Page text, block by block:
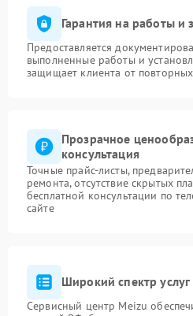
Гарантия на работы и
Предоставляется
выполненные работы и
защищает клиента от
Прозрачное
консультация
Точные прайс-листы,
ремонта, отсутствие скрытых
бесплатной консультации по
сайте
Широкий спектр услуг
Сервисный центр Meizu